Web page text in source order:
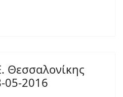
Θεσσαλονίκης
05-2016